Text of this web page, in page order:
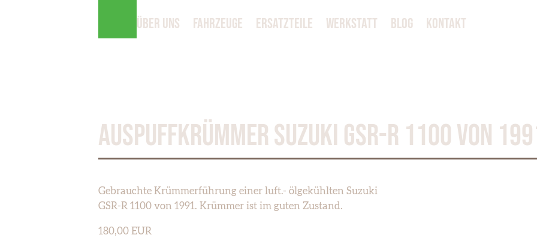
ÜBER UNS FAHRZEUGE ERSATZTEILE WERKSTATT BLOG KONTAKT
AUSPUFFKRÜMMER SUZUKI GSR-R 1100 VON
Gebrauchte Krümmerführung einer luft.- ölgekühlten Suzuki
GSR-R 1100 von 1991. Krümmer ist im guten Zustand.
180,00 EUR